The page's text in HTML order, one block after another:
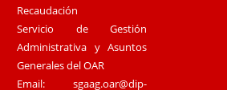
Recaudación
Servicio de Gestión
Administrativa y Asuntos
Generales del OAR
Email:sgaag.oar@dip-